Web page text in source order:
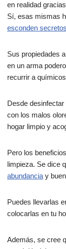
en realidad
Sí, esas mismas
esconden secretos
Sus propiedades
en un arma
recurrir a
Desde
con los malos
hogar limpio y
Pero los
limpieza. Se dice
abundancia y
Puedes llevarlas
colocarlas en tu
Además, se cree